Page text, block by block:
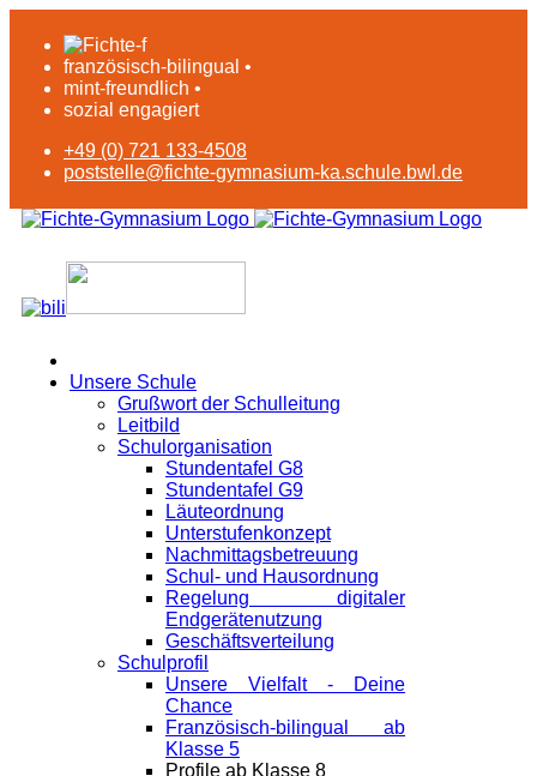
französisch-bilingual •
mint-freundlich •
sozial engagiert
+49 (0) 721 133-4508
poststelle@fichte-gymnasium-ka.schule.bwl.de
Unsere Schule
Grußwort der Schulleitung
Leitbild
Schulorganisation
Stundentafel G8
Stundentafel G9
Läuteordnung
Unterstufenkonzept
Nachmittagsbetreuung
Schul- und Hausordnung
Regelung digitaler
Endgeräte­nutzung
Geschäftsverteilung
Schulprofil
Unsere Vielfalt - Deine
Chance
Französisch-bilingual ab
Klasse 5
Profile ab Klasse 8